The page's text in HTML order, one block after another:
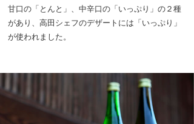
甘口の「とんと」、中辛口の「いっぷり」の２種
があり、高田シェフのデザートには「いっぷり」
が使われました。